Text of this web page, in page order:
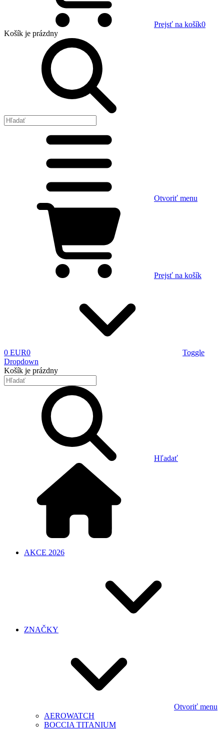
Prejsť na košík0
Košík je prázdny
Otvoriť menu
Prejsť na košík
0 EUR0
Toggle
Dropdown
Košík je prázdny
Hľadať
AKCE 2026
ZNAČKY
Otvoriť menu
AEROWATCH
BOCCIA TITANIUM